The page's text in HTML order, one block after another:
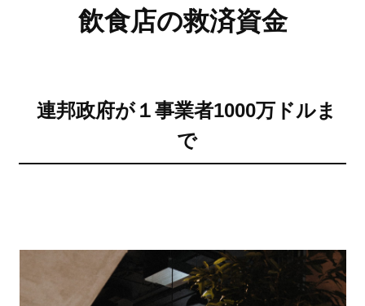
飲食店の救済資金
連邦政府が１事業者1000万ドルま
で